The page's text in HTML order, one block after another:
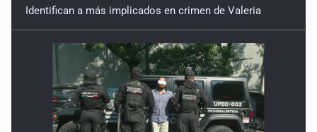
Identifican a más implicados en crimen de Valeria